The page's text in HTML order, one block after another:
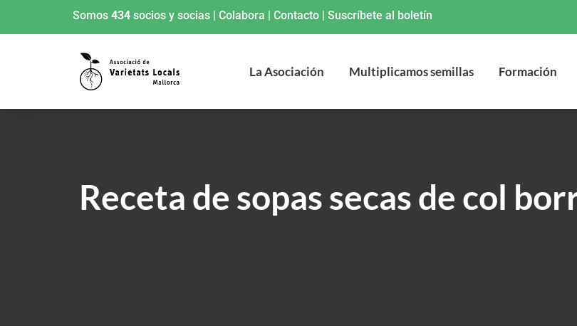
Somos 434 socios y socias | Colabora | Contacto | Suscríbete al boletín
La Asociación Multiplicamos semillas Formación
Receta de sopas secas de col